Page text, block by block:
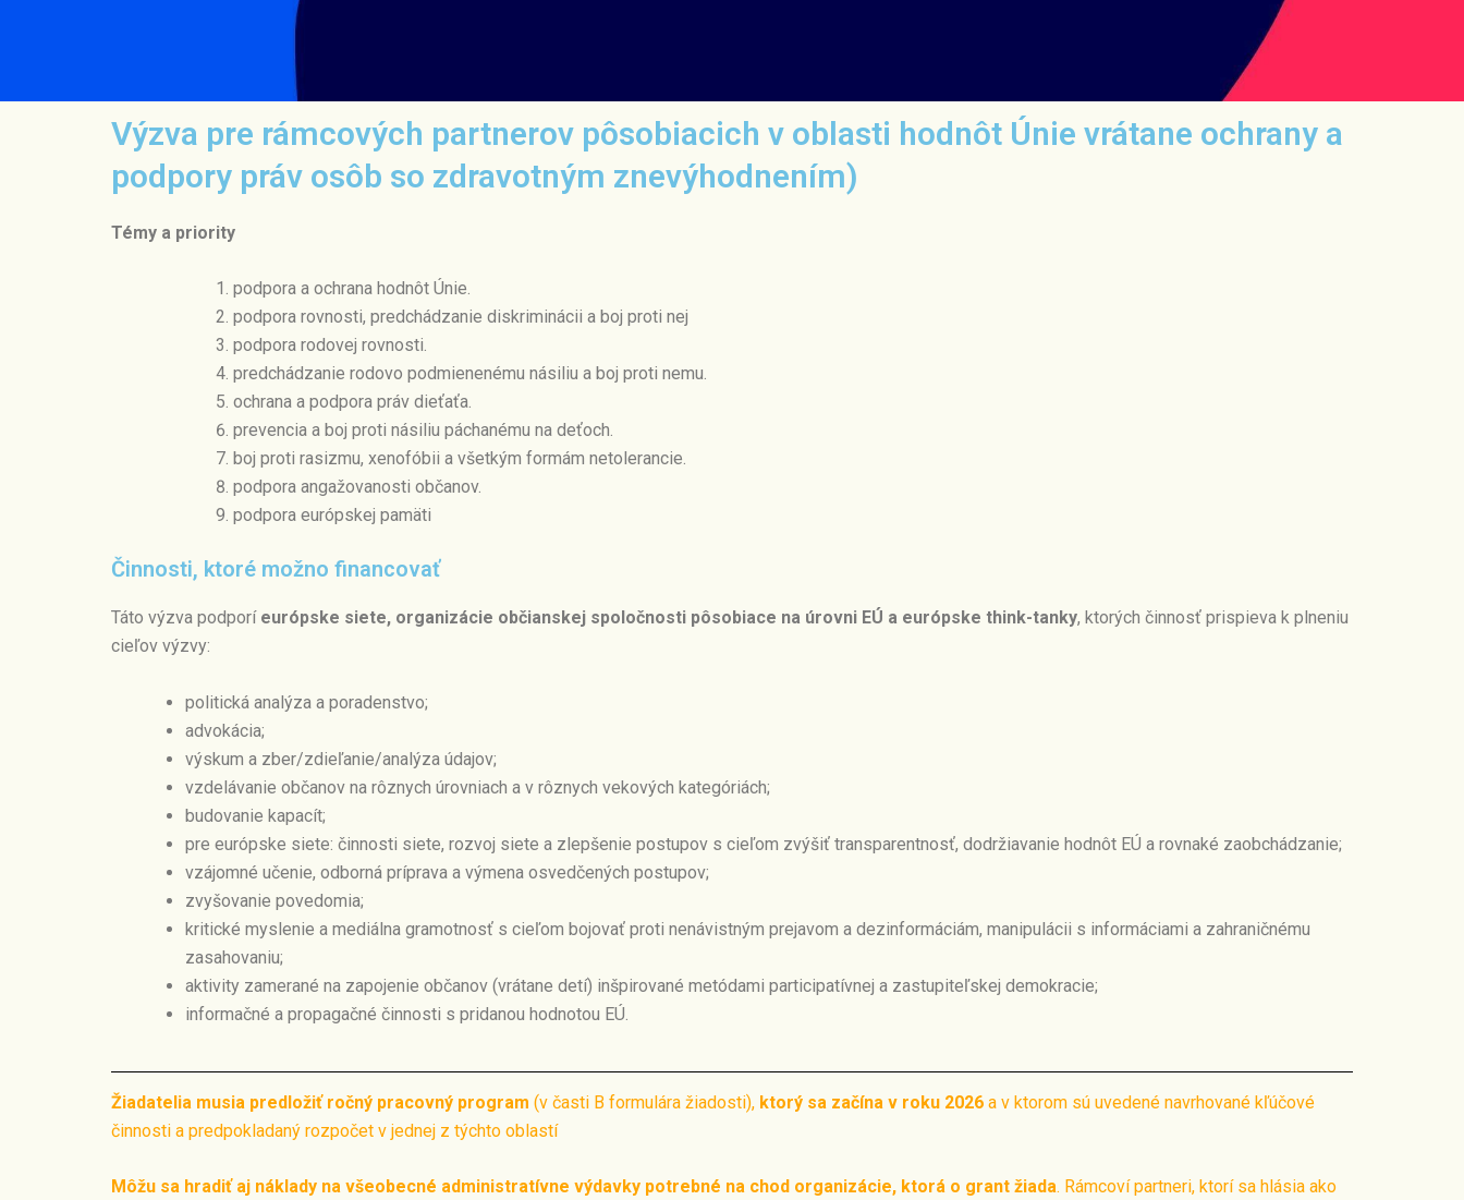
Výzva pre rámcových partnerov pôsobiacich v oblasti hodnôt Únie vrátane ochrany a
podpory práv osôb so zdravotným znevýhodnením)
Témy a priority
podpora a ochrana hodnôt Únie.
podpora rovnosti, predchádzanie diskriminácii a boj proti nej
podpora rodovej rovnosti.
predchádzanie rodovo podmienenému násiliu a boj proti nemu.
ochrana a podpora práv dieťaťa.
prevencia a boj proti násiliu páchanému na deťoch.
boj proti rasizmu, xenofóbii a všetkým formám netolerancie.
podpora angažovanosti občanov.
podpora európskej pamäti
Činnosti, ktoré možno financovať
Táto výzva podporí európske siete, organizácie občianskej spoločnosti pôsobiace na úrovni EÚ a európske think-tanky, ktorých činnosť prispieva k plneniu
cieľov výzvy:
politická analýza a poradenstvo;
advokácia;
výskum a zber/zdieľanie/analýza údajov;
vzdelávanie občanov na rôznych úrovniach a v rôznych vekových kategóriách;
budovanie kapacít;
pre európske siete: činnosti siete, rozvoj siete a zlepšenie postupov s cieľom zvýšiť transparentnosť, dodržiavanie hodnôt EÚ a rovnaké zaobchádzanie;
vzájomné učenie, odborná príprava a výmena osvedčených postupov;
zvyšovanie povedomia;
kritické myslenie a mediálna gramotnosť s cieľom bojovať proti nenávistným prejavom a dezinformáciám, manipulácii s informáciami a zahraničnému
zasahovaniu;
aktivity zamerané na zapojenie občanov (vrátane detí) inšpirované metódami participatívnej a zastupiteľskej demokracie;
informačné a propagačné činnosti s pridanou hodnotou EÚ.
Žiadatelia musia predložiť ročný pracovný program (v časti B formulára žiadosti), ktorý sa začína v roku 2026 a v ktorom sú uvedené navrhované kľúčové
činnosti a predpokladaný rozpočet v jednej z týchto oblastí
Môžu sa hradiť aj náklady na všeobecné administratívne výdavky potrebné na chod organizácie, ktorá o grant žiada. Rámcoví partneri, ktorí sa hlásia ako